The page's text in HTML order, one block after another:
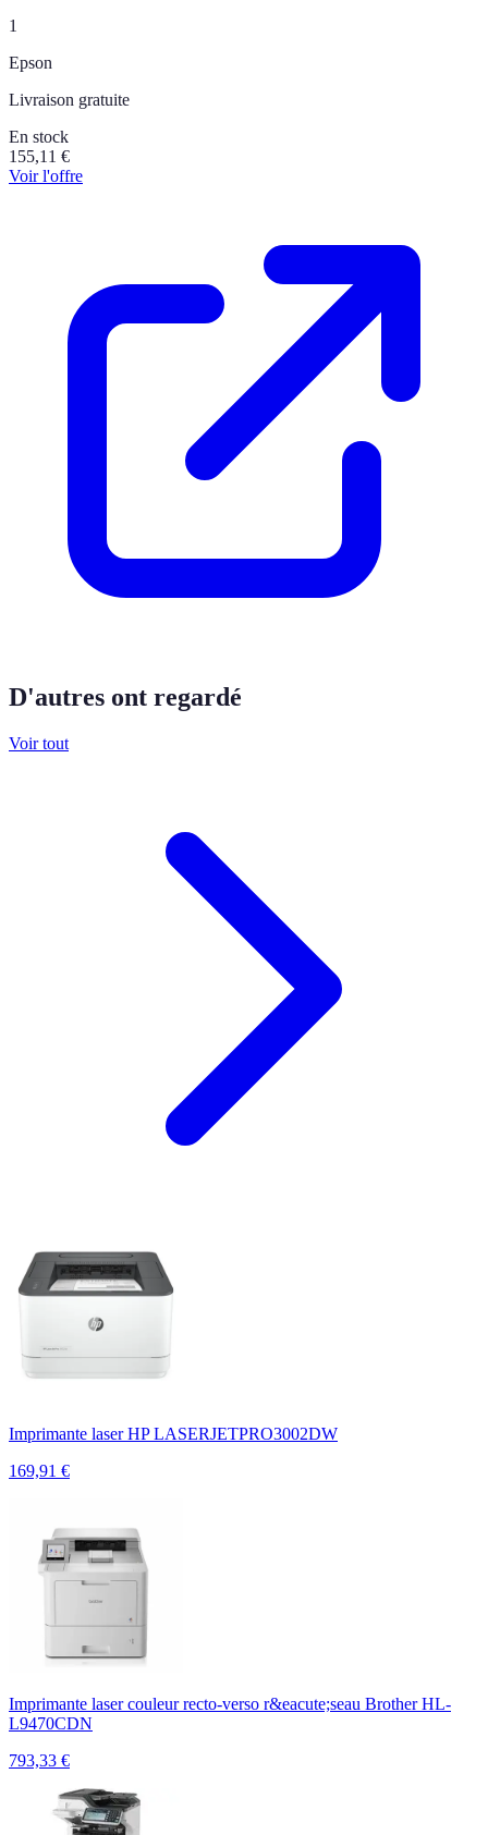
1
Epson
Livraison gratuite
En stock
155,11 €
Voir l'offre
D'autres ont regardé
Voir tout
Imprimante laser HP LASERJETPRO3002DW
169,91 €
Imprimante laser couleur recto-verso r&eacute;seau Brother HL-
L9470CDN
793,33 €